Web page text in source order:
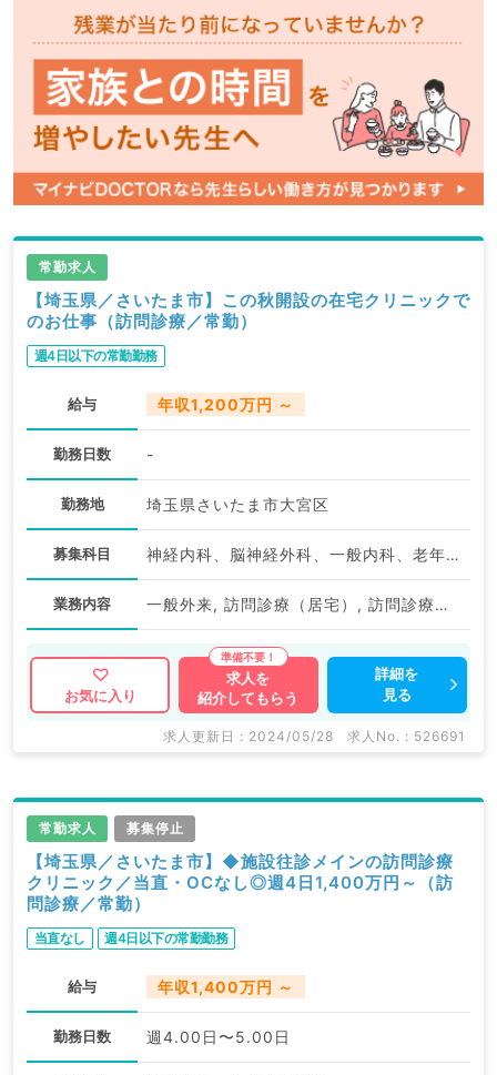
常勤求人
【埼玉県／さいたま市】この秋開設の在宅クリニックで
のお仕事（訪問診療／常勤）
週4日以下の常勤勤務
給与 年収1,200万円 ～
勤務日数 -
勤務地 埼玉県さいたま市大宮区
募集科目 神経内科、脳神経外科、一般内科、老年内科、外科系全般、一般外科
業務内容 一般外来, 訪問診療（居宅）, 訪問診療（施設）
お気に入り
求人を
紹介してもらう
詳細を
見る
求人更新日 : 2024/05/28 求人No. : 526691
常勤求人 募集停止
【埼玉県／さいたま市】◆施設往診メインの訪問診療
クリニック／当直・OCなし◎週4日1,400万円～（訪
問診療／常勤）
当直なし 週4日以下の常勤勤務
給与 年収1,400万円 ～
勤務日数 週4.00日〜5.00日